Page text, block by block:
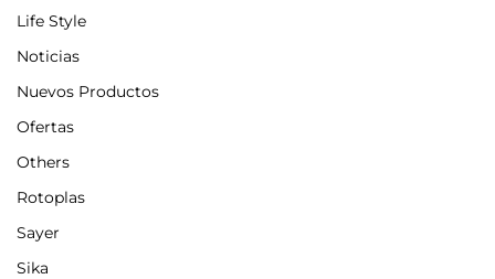
Life Style
Noticias
Nuevos Productos
Ofertas
Others
Rotoplas
Sayer
Sika